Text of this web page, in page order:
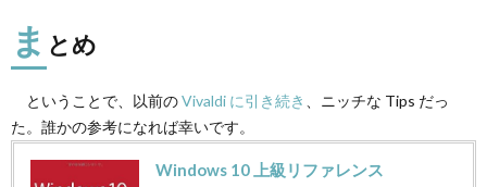
ま とめ
ということで、以前のVivaldi に引き続き
、ニッチな Tips だっ
た。誰かの参考になれば幸いです。
Windows 10 上級リファレンス